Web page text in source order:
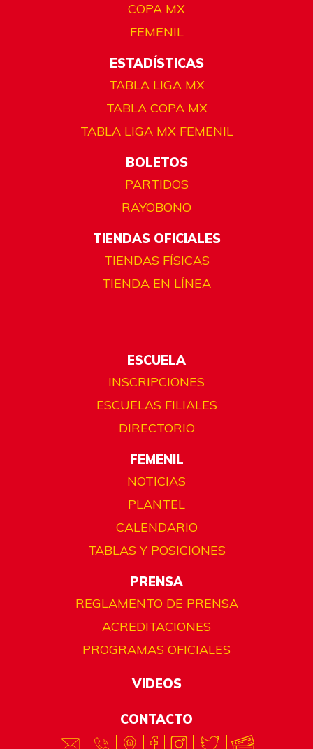
COPA MX
FEMENIL
ESTADÍSTICAS
TABLA LIGA MX
TABLA COPA MX
TABLA LIGA MX FEMENIL
BOLETOS
PARTIDOS
RAYOBONO
TIENDAS OFICIALES
TIENDAS FÍSICAS
TIENDA EN LÍNEA
ESCUELA
INSCRIPCIONES
ESCUELAS FILIALES
DIRECTORIO
FEMENIL
NOTICIAS
PLANTEL
CALENDARIO
TABLAS Y POSICIONES
PRENSA
REGLAMENTO DE PRENSA
ACREDITACIONES
PROGRAMAS OFICIALES
VIDEOS
CONTACTO